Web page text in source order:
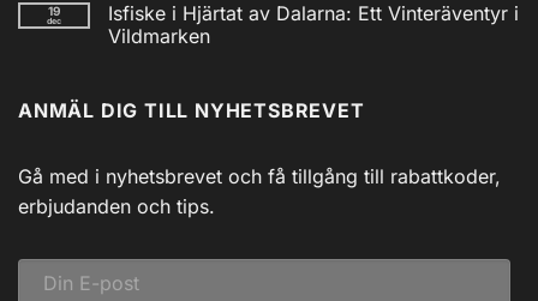
AM/FM
Powerbank
inkl
till
Utforska
Siljans
Svadlings
Guidade
19
dec
Isfiske i Hjärtat av Dalarna: Ett Vinteräventyr i
Vildmarken
Isfiske
i
Dalarna:
Ett
Vinteräventyr
i
ANMÄL DIG TILL NYHETSBREVET
Gå med i nyhetsbrevet och få tillgång till rabattkoder,
erbjudanden och tips.